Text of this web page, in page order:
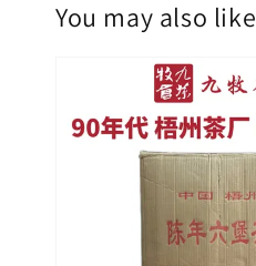
You may also like